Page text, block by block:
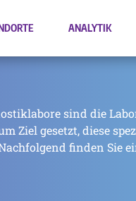
ANALYTIK
sind die
Ziel gesetzt, diese
finden Sie